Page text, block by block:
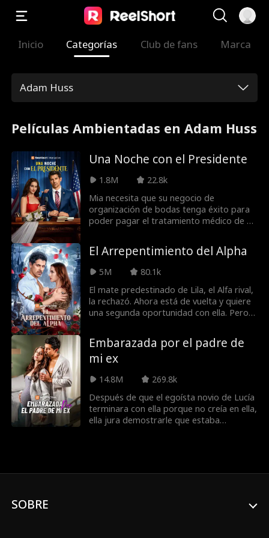
Inicio Categorías Club de fans Marca
Adam Huss
Películas Ambientadas en Adam Huss
Una Noche con el Presidente
1.8M
22.8k
Mia necesita que su negocio de
organización de bodas tenga éxito para
poder pagar el tratamiento médico de su
enamorada del novio, el candidato a la
presidencia, Eli Thorne. Tendrá que hacer
malabarismos con los ramos y las
emociones para evitar que su corazón y
su carrera terminen rotos.
El Arrepentimiento del Alpha
5M
80.1k
El mate predestinado de Lila, el Alfa rival,
la rechazó. Ahora está de vuelta y quiere
una segunda oportunidad con ella. Pero,
ahora que está ocultando a su hijo?
Embarazada por el padre de
mi ex
14.8M
269.8k
Después de que el egoísta novio de Lucía
terminara con ella porque no creía en ella,
ella jura demostrarle que estaba
implacable cirujano de renombre, padre
SOBRE